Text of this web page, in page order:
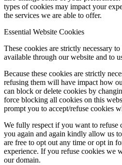
types of cookies may impact your
the services we are able to offer.
Essential Website Cookies
These cookies are strictly necessary
available through our website and to
Because these cookies are strictly
refusing them will have impact how
can block or delete cookies by
force blocking all cookies on this
prompt you to accept/refuse cookies
We fully respect if you want to refuse
you again and again kindly allow us
are free to opt out any time or opt in
experience. If you refuse cookies we
our domain.